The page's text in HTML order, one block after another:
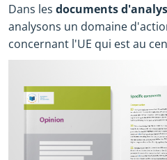
Dans les documents
analysons un domaine
concernant l'UE qui est au